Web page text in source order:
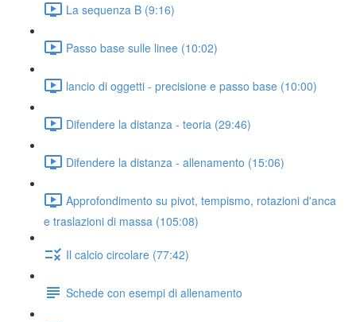
La sequenza B (9:16)
Passo base sulle linee (10:02)
lancio di oggetti - precisione e passo base (10:00)
Difendere la distanza - teoria (29:46)
Difendere la distanza - allenamento (15:06)
Approfondimento su pivot, tempismo, rotazioni d'anca
e traslazioni di massa (105:08)
Il calcio circolare (77:42)
Schede con esempi di allenamento